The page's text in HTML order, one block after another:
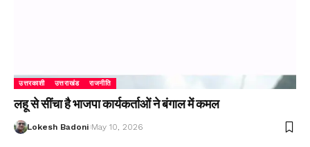
उत्तरकाशी उत्तराखंड राजनीति
लहू से सींचा है भाजपा कार्यकर्ताओं ने बंगाल में कमल
Lokesh Badoni May 10, 2026